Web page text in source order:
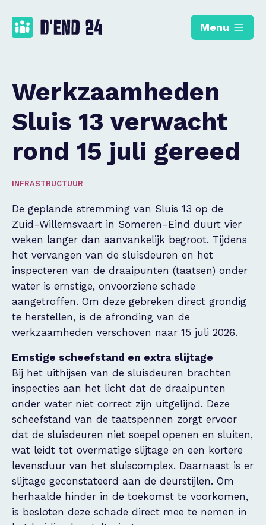
Menu
Werkzaamheden
Sluis 13 verwacht
rond 15 juli gereed
INFRASTRUCTUUR
De geplande stremming van Sluis 13 op de
Zuid-Willemsvaart in Someren-Eind duurt vier
weken langer dan aanvankelijk begroot. Tijdens
het vervangen van de sluisdeuren en het
inspecteren van de draaipunten (taatsen) onder
water is ernstige, onvoorziene schade
aangetroffen. Om deze gebreken direct grondig
te herstellen, is de afronding van de
werkzaamheden verschoven naar 15 juli 2026.
Ernstige scheefstand en extra slijtage
Bij het uithijsen van de sluisdeuren brachten
inspecties aan het licht dat de draaipunten
onder water niet correct zijn uitgelijnd. Deze
scheefstand van de taatspennen zorgt ervoor
dat de sluisdeuren niet soepel openen en sluiten,
wat leidt tot overmatige slijtage en een kortere
levensduur van het sluiscomplex. Daarnaast is er
slijtage geconstateerd aan de deurstijlen. Om
herhaalde hinder in de toekomst te voorkomen,
is besloten deze schade direct mee te nemen in